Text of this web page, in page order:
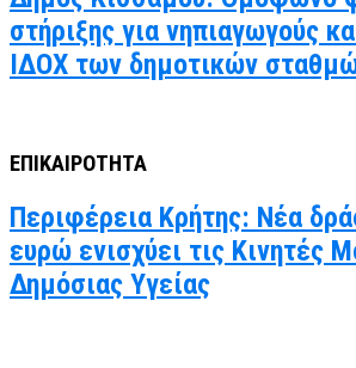
στήριξης για νηπιαγωγούς
ΙΔΟΧ των δημοτικών
ΕΠΙΚΑΙΡΟΤΗΤΑ
Περιφέρεια Κρήτης: Νέα
ευρώ ενισχύει τις Κινητές
Δημόσιας Υγείας